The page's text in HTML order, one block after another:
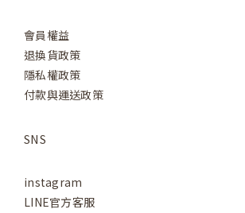
會員權益
退換貨政策
隱私權政策
付款與運送政策
SNS
instagram
LINE官方客服